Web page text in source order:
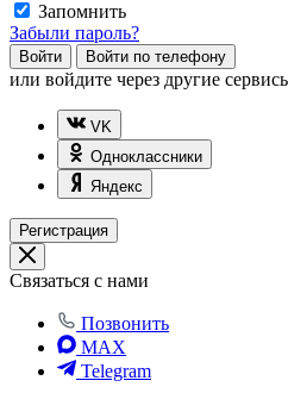
Запомнить
Забыли пароль?
Войти Войти по телефону
или войдите через другие
VK
Одноклассники
Яндекс
Регистрация
Связаться с нами
Позвонить
MAX
Telegram